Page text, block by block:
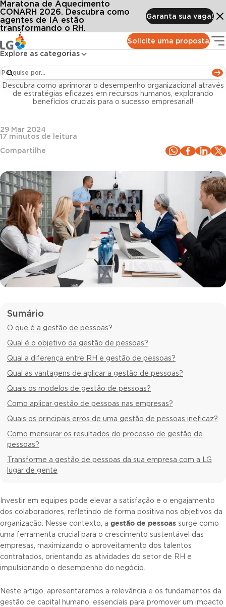
Solicite uma proposta
Explore as categorias
Maratona de Aquecimento
CONARH 2026. Descubra como
agentes de IA estão
transformando o RH.
Garanta sua vaga!
Conteúdos Blog LG
Gestão de pessoas: o que é, vantagens e o papel do RH
Gestão de pessoas
Gestão de pessoas: o que é, vantagens e o papel
do RH
Descubra como aprimorar o desempenho organizacional através
de estratégias eficazes em recursos humanos, explorando
benefícios cruciais para o sucesso empresarial!
29 Mar 2024
17 minutos de leitura
Compartilhe
Sumário
O que é a gestão de pessoas?
Qual é o objetivo da gestão de pessoas?
Qual a diferença entre RH e gestão de pessoas?
Qual as vantagens de aplicar a gestão de pessoas?
Quais os modelos de gestão de pessoas?
Como aplicar gestão de pessoas nas empresas?
Quais os principais erros de uma gestão de pessoas ineficaz?
Como mensurar os resultados do processo de gestão de
pessoas?
Transforme a gestão de pessoas da sua empresa com a LG
lugar de gente
Investir em equipes pode elevar a satisfação e o engajamento
dos colaboradores, refletindo de forma positiva nos objetivos da
organização. Nesse contexto, a gestão de pessoas surge como
uma ferramenta crucial para o crescimento sustentável das
empresas, maximizando o aproveitamento dos talentos
contratados, orientando as atividades do setor de RH e
impulsionando o desempenho do negócio.
Neste artigo, apresentaremos a relevância e os fundamentos da
gestão de capital humano, essenciais para promover um impacto